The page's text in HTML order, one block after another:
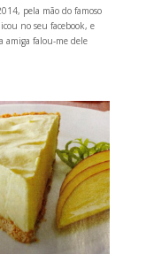
pela mão do famoso
no seu facebook, e
amiga falou-me dele